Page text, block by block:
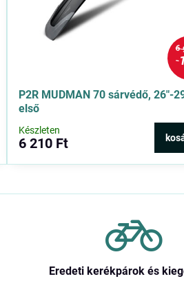
6
P2R MUDMAN 70 sárvédő, 26″-
első
Készleten
6 210 Ft
Eredeti kerékpárok és